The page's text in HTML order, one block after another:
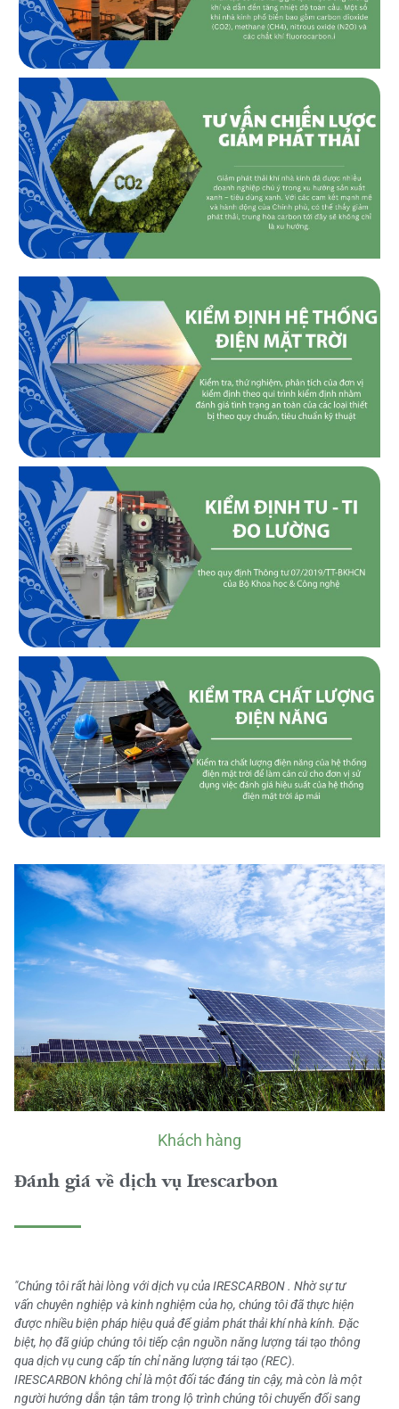
Khách hàng
Đánh giá về dịch vụ Irescarbon
"Chúng tôi rất hài lòng với dịch vụ của IRESCARBON . Nhờ sự tư
vấn chuyên nghiệp và kinh nghiệm của họ, chúng tôi đã thực hiện
được nhiều biện pháp hiệu quả để giảm phát thải khí nhà kính. Đặc
biệt, họ đã giúp chúng tôi tiếp cận nguồn năng lượng tái tạo thông
qua dịch vụ cung cấp tín chỉ năng lượng tái tạo (REC).
IRESCARBON không chỉ là một đối tác đáng tin cậy, mà còn là một
người hướng dẫn tận tâm trong lộ trình chúng tôi chuyển đổi sang